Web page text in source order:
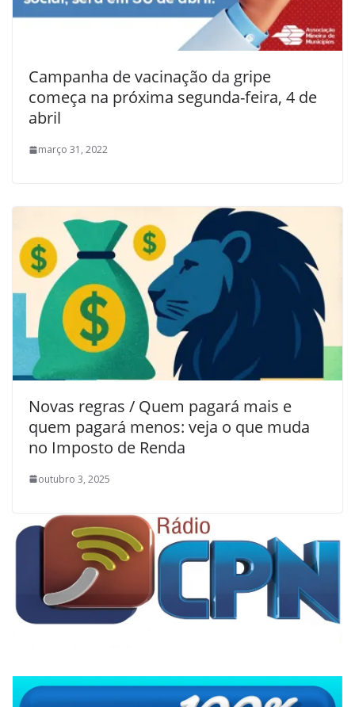
Campanha de vacinação da gripe
começa na próxima segunda-feira, 4 de
abril
março 31, 2022
Novas regras / Quem pagará mais e
quem pagará menos: veja o que muda
no Imposto de Renda
outubro 3, 2025